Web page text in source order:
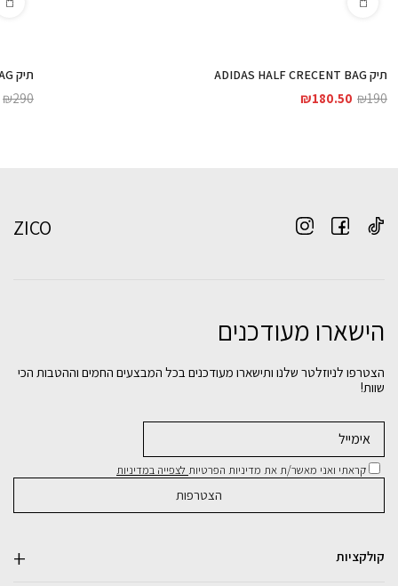
תיק ADIDAS HALF CRECENT BAG
₪190
₪180.50
תיק ADIDAS WASH BAG
₪290
ZICO
הישארו מעודכנים
הצטרפו לניוזלטר שלנו ותישארו מעודכנים בכל המבצעים החמים וההטבות הכי
שוות!
קראתי ואני מאשר/ת את מדיניות הפרטיות לצפייה במדיניות
קולקציות